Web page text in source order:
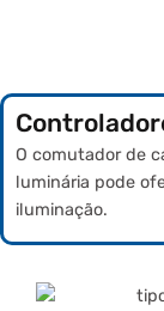
O comutador de
luminária pode
iluminação.